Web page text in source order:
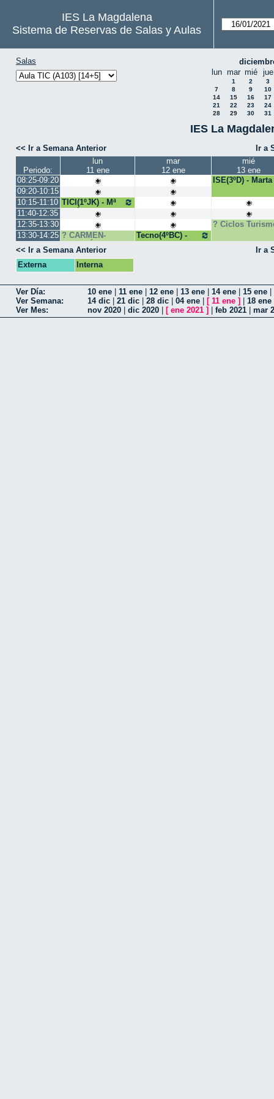
IES La Magdalena
Sistema de Reservas de Salas y Aulas
Salas
lun mar mié jue
1 2
3
7
8 9
10
14
15 16
17
21
22 23
24
28
29 30 31
IES La
<< Ir a Semana Anterior Ir a
Periodo:
lun
11 ene
mar
12 ene
mié
13 ene
08:25-09:20
ISE(3ºD) - Marta
09:20-10:15
10:15-11:10 TICI(1ºJK) - Mª
José Bango
11:40-12:35
12:35-13:30
Ciclos
13:30-14:25
CARMEN-
FRANCÉS
Tecno(4ºBC) -
<< Ir a Semana Anterior
Ir a
Externa
Interna
Ver Día: 10 ene 11 ene 12 ene 13 ene 14 ene 15 ene
Ver Semana:
14 dic 21 dic 28 dic 04 ene [ 11 ene ] 18 ene
Ver Mes:
nov 2020 dic 2020 [ ene 2021 ] feb 2021 mar